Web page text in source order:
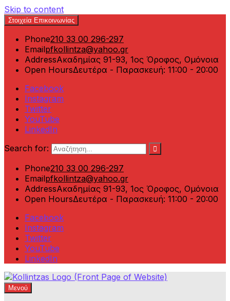
Skip to content
Στοιχεία Επικοινωνίας
Phone210 33 00 296-297
Emailpfkollintza@yahoo.gr
AddressΑκαδημίας 91-93, 1ος Όροφος, Ομόνοια
Open HoursΔευτέρα - Παρασκευή: 11:00 - 20:00
Facebook
Instagram
Twitter
YouTube
LinkedIn
Search for:
Phone210 33 00 296-297
Emailpfkollintza@yahoo.gr
AddressΑκαδημίας 91-93, 1ος Όροφος, Ομόνοια
Open HoursΔευτέρα - Παρασκευή: 11:00 - 20:00
Facebook
Instagram
Twitter
YouTube
LinkedIn
Φροντιστήρια Κολλίντζα – Διαγωνισμοί Δημοσίου
ΕΣΔΔΑ – ΑΣΕΠ – ΑΑΔΕ – ΕΣΔΙ – ΥΠΕΞ
Μενού